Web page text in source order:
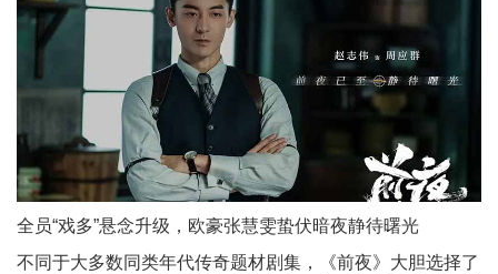
全员“戏多”悬念升级，欧豪张慧雯蛰伏暗夜静待曙光
不同于大多数同类年代传奇题材剧集，《前夜》大胆选择了